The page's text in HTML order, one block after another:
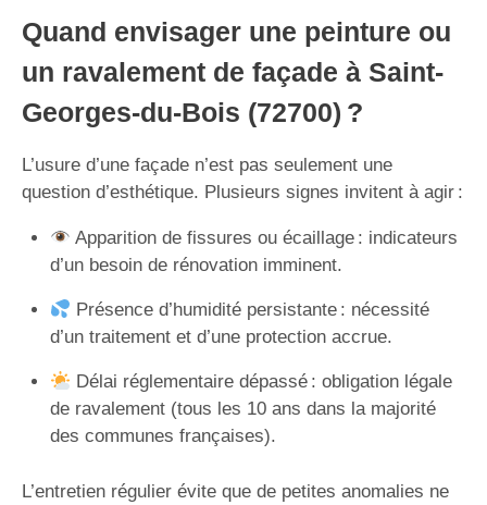
Quand envisager une peinture ou
un ravalement de façade à Saint-
Georges-du-Bois (72700) ?
L’usure d’une façade n’est pas seulement une
question d’esthétique. Plusieurs signes invitent à agir :
Apparition de fissures ou écaillage : indicateurs
d’un besoin de rénovation imminent.
Présence d’humidité persistante : nécessité
d’un traitement et d’une protection accrue.
Délai réglementaire dépassé : obligation légale
de ravalement (tous les 10 ans dans la majorité
des communes françaises).
L’entretien régulier évite que de petites anomalies ne